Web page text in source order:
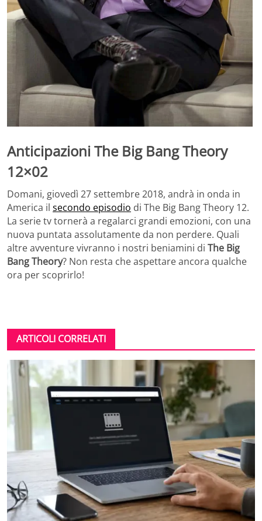
Anticipazioni The Big Bang Theory
12×02
Domani, giovedì 27 settembre 2018, andrà in onda in
America il secondo episodio di The Big Bang Theory 12.
La serie tv tornerà a regalarci grandi emozioni, con una
nuova puntata assolutamente da non perdere. Quali
altre avventure vivranno i nostri beniamini di The Big
Bang Theory? Non resta che aspettare ancora qualche
ora per scoprirlo!
ARTICOLI CORRELATI